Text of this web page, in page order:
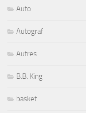
Auto
Autograf
Autres
B.B. King
basket